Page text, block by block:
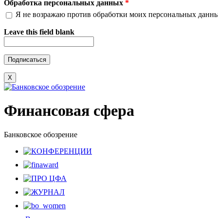
Обработка персональных данных *
Я не возражаю против обработки моих персональных
Leave this field blank
X
Финансовая сфера
Банковское обозрение